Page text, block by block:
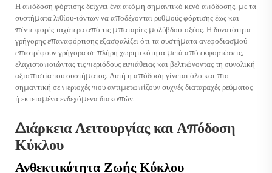
Η απόδοση φόρτισης δείχνει ένα ακόμη σημαντικό κενό απόδοσης, με τα
συστήματα λιθίου-ιόντων να αποδέχονται ρυθμούς φόρτισης έως και
πέντε φορές ταχύτερα από τις μπαταρίες μολύβδου-οξέος. Η δυνατότητα
γρήγορης επαναφόρτισης εξασφαλίζει ότι τα συστήματα ανεφοδιασμού
επιστρέφουν γρήγορα σε πλήρη χωρητικότητα μετά από εκφορτώσεις,
ελαχιστοποιώντας τις περιόδους ευπάθειας και βελτιώνοντας τη συνολική
αξιοπιστία του συστήματος. Αυτή η απόδοση γίνεται όλο και πιο
σημαντική σε περιοχές που αντιμετωπίζουν συχνές διαταραχές ρεύματος
ή εκτεταμένα ενδεχόμενα διακοπών.
Διάρκεια Λειτουργίας και Απόδοση
Κύκλου
Ανθεκτικότητα Ζωής Κύκλου